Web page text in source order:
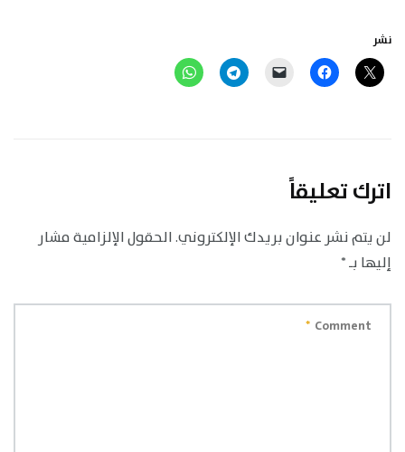
نشر
اترك تعليقاً
لن يتم نشر عنوان بريدك الإلكتروني.الحقول الإلزامية مشار
إليها بـ*
Comment
*